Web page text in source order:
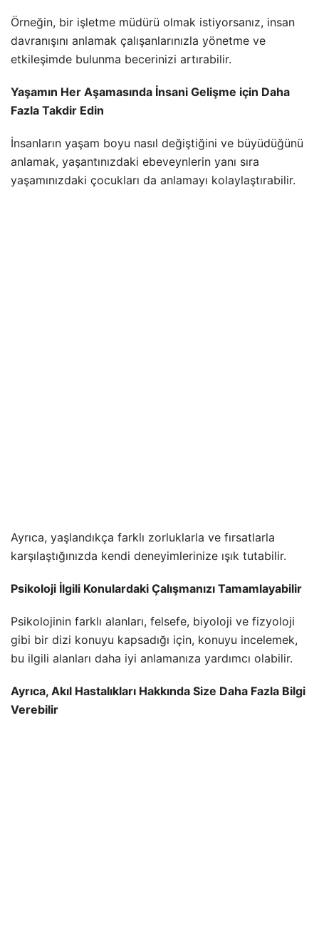
Örneğin, bir işletme müdürü olmak istiyorsanız, insan
davranışını anlamak çalışanlarınızla yönetme ve
etkileşimde bulunma becerinizi artırabilir.
Yaşamın Her Aşamasında İnsani Gelişme için Daha
Fazla Takdir Edin
İnsanların yaşam boyu nasıl değiştiğini ve büyüdüğünü
anlamak, yaşantınızdaki ebeveynlerin yanı sıra
yaşamınızdaki çocukları da anlamayı kolaylaştırabilir.
Ayrıca, yaşlandıkça farklı zorluklarla ve fırsatlarla
karşılaştığınızda kendi deneyimlerinize ışık tutabilir.
Psikoloji İlgili Konulardaki Çalışmanızı Tamamlayabilir
Psikolojinin farklı alanları, felsefe, biyoloji ve fizyoloji
gibi bir dizi konuyu kapsadığı için, konuyu incelemek,
bu ilgili alanları daha iyi anlamanıza yardımcı olabilir.
Ayrıca, Akıl Hastalıkları Hakkında Size Daha Fazla Bilgi
Verebilir